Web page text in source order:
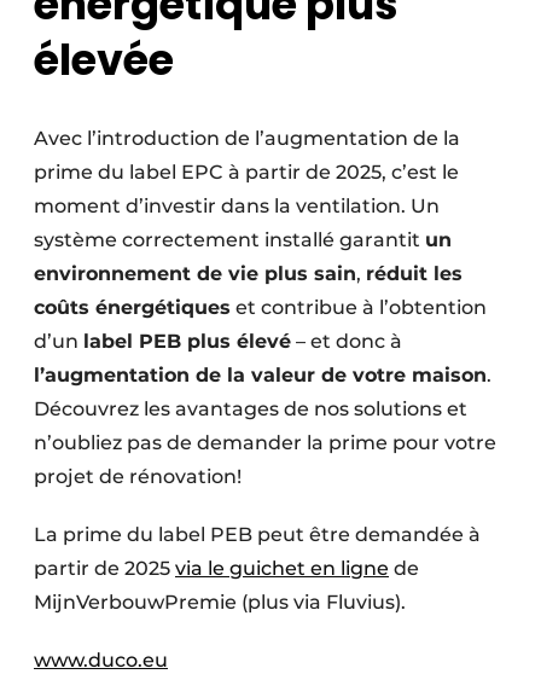
élevée
Avec l’introduction de l’augmentation de la
prime du label EPC à partir de 2025, c’est le
moment d’investir dans la ventilation. Un
système correctement installé garantit un
environnement de vie plus sain, réduit les
coûts énergétiques et contribue à l’obtention
d’un label PEB plus élevé – et donc à
l’augmentation de la valeur de votre maison.
Découvrez les avantages de nos solutions et
n’oubliez pas de demander la prime pour votre
projet de rénovation!
La prime du label PEB peut être demandée à
partir de 2025 via le guichet en ligne de
MijnVerbouwPremie (plus via Fluvius).
www.duco.eu